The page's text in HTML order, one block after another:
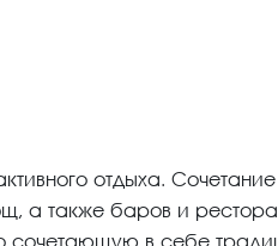
отдыха.
а также баров и
в себе